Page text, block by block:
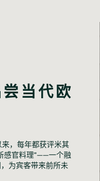
当代欧
，每年都获评米其
感官料理”——一个融
为宾客带来前所未